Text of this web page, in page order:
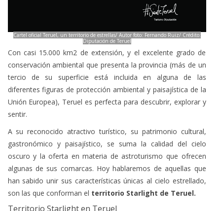
Cartel oficial Teruel, un territorio de estrellas/ Autor foto: Fernando Ruiz/ Crédito:
Con casi 15.000 km2 de extensión, y el excelente grado de
conservación ambiental que presenta la provincia (más de un
tercio de su superficie está incluida en alguna de las
diferentes figuras de protección ambiental y paisajística de la
Unión Europea), Teruel es perfecta para descubrir, explorar y
A su reconocido atractivo turístico, su patrimonio cultural,
oscuro y la oferta en materia de astroturismo que ofrecen
algunas de sus comarcas. Hoy hablaremos de aquellas que
han sabido unir sus características únicas al cielo estrellado,
son las que conforman el
territorio Starlight de Teruel.
Territorio Starlight en Teruel